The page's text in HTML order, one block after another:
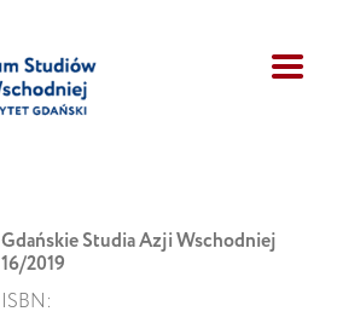
Gdańskie Studia Azji Wschodniej
16/2019
ISBN: